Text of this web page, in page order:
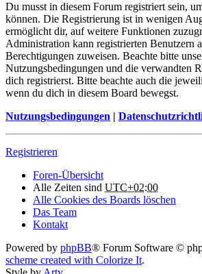
Du musst in diesem Forum registriert sein,
können. Die Registrierung ist in wenigen
ermöglicht dir, auf weitere Funktionen
Administration kann registrierten Benutzern
Berechtigungen zuweisen. Beachte bitte
Nutzungsbedingungen und die verwandten
dich registrierst. Bitte beachte auch die
wenn du dich in diesem Board bewegst.
Nutzungsbedingungen |
Registrieren
Foren-Übersicht
Alle Zeiten sind UTC+02:00
Alle Cookies des Boards löschen
Das Team
Kontakt
Powered by phpBB® Forum Software ©
scheme created with Colorize It.